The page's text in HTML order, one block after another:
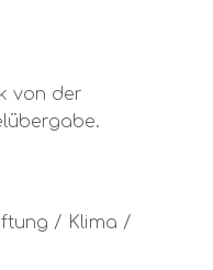
von der
/ Klima /